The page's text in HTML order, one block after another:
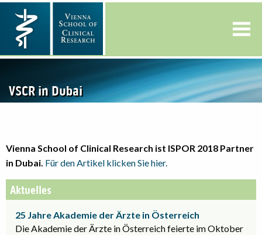
VSCR in Dubai
Vienna School of Clinical Research ist ISPOR 2018 Partner
in Dubai. Für den Artikel klicken Sie hier.
Aktuelles
25 Jahre Akademie der Ärzte in Österreich
Die Akademie der Ärzte in Österreich feierte im Oktober